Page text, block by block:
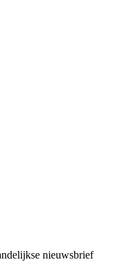
nieuwsbrief